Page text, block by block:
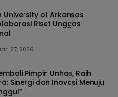
University of Arkansas
Riset Unggas
27, 2026
Pimpin Unhas, Raih
Sinergi dan Inovasi Menuju